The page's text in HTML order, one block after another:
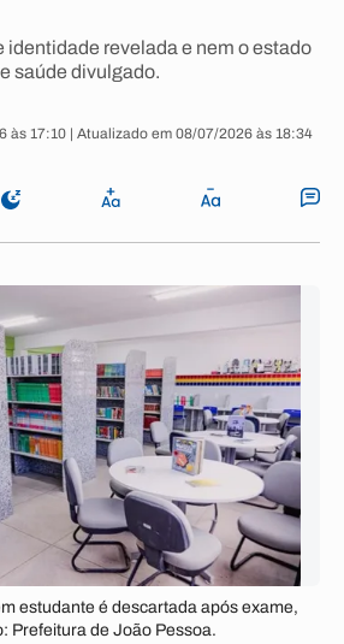
identidade revelada e nem o estado
saúde divulgado.
às 17:10 | Atualizado em 08/07/2026 às 18:34
estudante é descartada após exame,
Prefeitura de João Pessoa.